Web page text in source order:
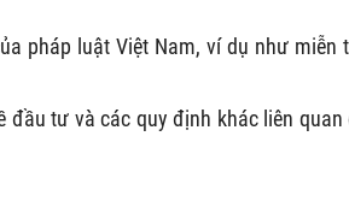
pháp luật Việt Nam, ví dụ như miễn
đầu tư và các quy định khác liên quan